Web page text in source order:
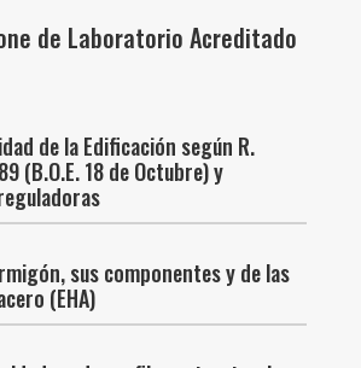
de Laboratorio Acreditado
de la Edificación según R.
(B.O.E. 18 de Octubre) y
sus componentes y de las
(EHA)